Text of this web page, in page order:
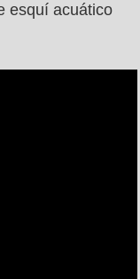
esquí acuático